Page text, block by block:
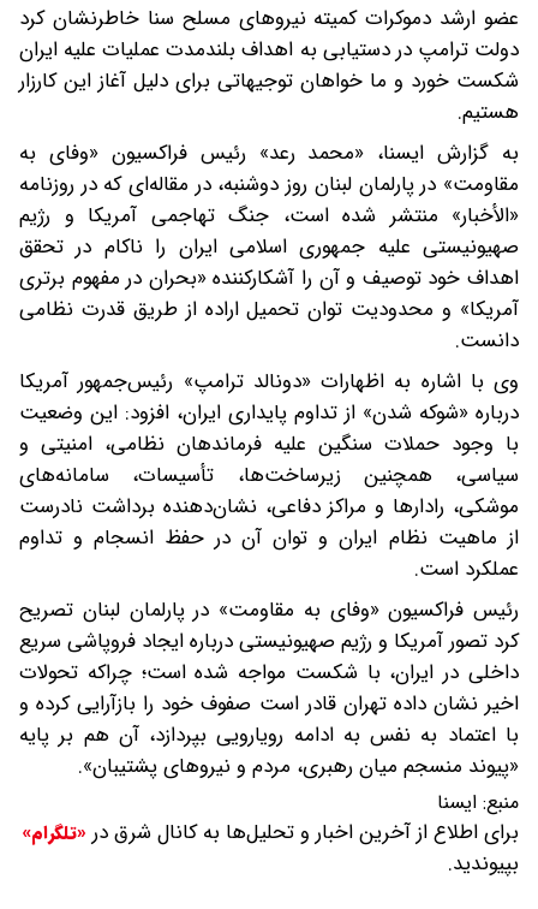
عضو ارشد دموکرات کمیته نیروهای مسلح سنا خاطرنشان کرد
دولت ترامپ در دستیابی به اهداف بلندمدت عملیات علیه ایران
شکست خورد و ما خواهان توجیهاتی برای دلیل آغاز این کارزار
هستیم.
به گزارش ایسنا، «محمد رعد» رئیس فراکسیون «وفای به
مقاومت» در پارلمان لبنان روز دوشنبه، در مقاله‌ای که در روزنامه
«الأخبار» منتشر شده است، جنگ تهاجمی آمریکا و رژیم
صهیونیستی علیه جمهوری اسلامی ایران را ناکام در تحقق
اهداف خود توصیف و آن را آشکارکننده «بحران در مفهوم برتری
آمریکا» و محدودیت توان تحمیل اراده از طریق قدرت نظامی
دانست.
وی با اشاره به اظهارات «دونالد ترامپ» رئیس‌جمهور آمریکا
درباره «شوکه شدن» از تداوم پایداری ایران، افزود: این وضعیت
با وجود حملات سنگین علیه فرماندهان نظامی، امنیتی و
سیاسی، همچنین زیرساخت‌ها، تأسیسات، سامانه‌های
موشکی، رادارها و مراکز دفاعی، نشان‌دهنده برداشت نادرست
از ماهیت نظام ایران و توان آن در حفظ انسجام و تداوم
عملکرد است.
رئیس فراکسیون «وفای به مقاومت» در پارلمان لبنان تصریح
کرد تصور آمریکا و رژیم صهیونیستی درباره ایجاد فروپاشی سریع
داخلی در ایران، با شکست مواجه شده است؛ چراکه تحولات
اخیر نشان داده تهران قادر است صفوف خود را بازآرایی کرده و
با اعتماد به نفس به ادامه رویارویی بپردازد، آن هم بر پایه
«پیوند منسجم میان رهبری، مردم و نیروهای پشتیبان».
منبع: ايسنا
برای اطلاع از آخرین اخبار و تحلیل‌ها به کانال شرق در «تلگرام»
بپیوندید.